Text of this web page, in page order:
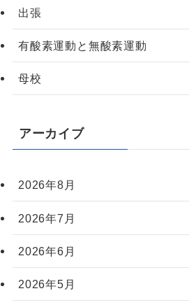
出張
有酸素運動と無酸素運動
母校
アーカイブ
2026年8月
2026年7月
2026年6月
2026年5月